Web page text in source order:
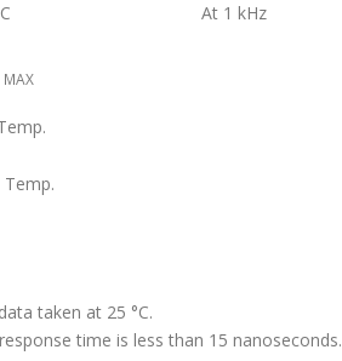
C At 1 kHz
MAX
Temp.
taken at 25 °C.
time is less than 15 nanoseconds.